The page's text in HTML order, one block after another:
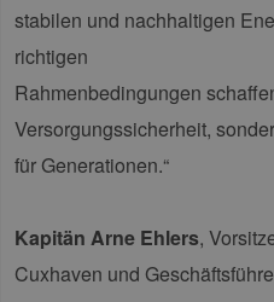
stabilen und nachhaltigen
richtigen
Rahmenbedingungen
Versorgungssicherheit,
für Generationen.“
Kapitän Arne Ehlers,
Cuxhaven und